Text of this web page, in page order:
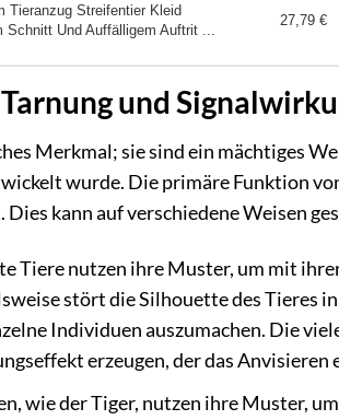
Tieranzug Streifentier Kleid
Schnitt Und Auffälligem Auftrit ...
27,79 €
und
Merkmal; sie sind ein mächtiges
wurde. Die primäre Funktion
kann auf verschiedene Weisen
Tiere nutzen ihre Muster, um mit
stört die Silhouette des Tieres
Individuen auszumachen. Die
erzeugen, der das Anvisieren
wie der Tiger, nutzen ihre Muster,